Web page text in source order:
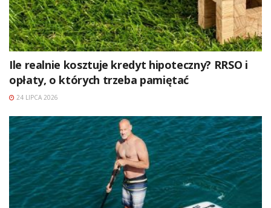
Ile realnie kosztuje kredyt hipoteczny? RRSO i
opłaty, o których trzeba pamiętać
24 LIPCA 2026